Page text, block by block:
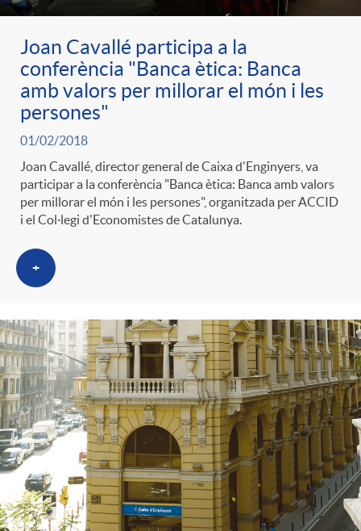
g
o
r
i
a
s
Joan Cavallé participa a la
conferència "Banca ètica: Banca
amb valors per millorar el món i les
persones"
01/02/2018
Joan Cavallé, director general de Caixa d'Enginyers, va
participar a la conferència "Banca ètica: Banca amb valors
per millorar el món i les persones", organitzada per ACCID
i el Col·legi d'Economistes de Catalunya.
+